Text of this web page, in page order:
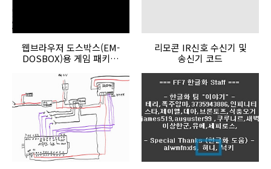
웹브라우저 도스박스(EM-
DOSBOX)용 게임 패키지
리모콘 IR신호 수신기 및
송신기 코드